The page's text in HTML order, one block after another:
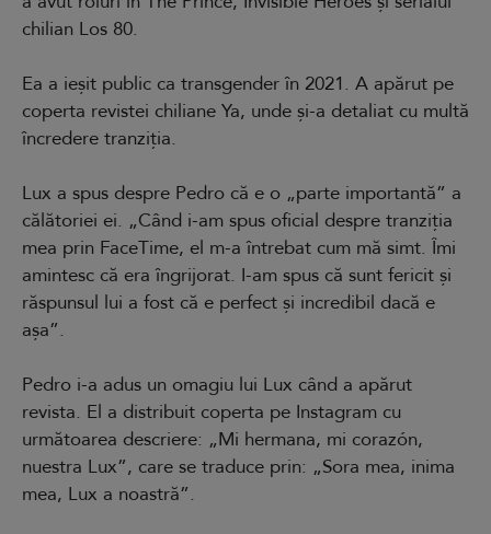
chilian Los 80.
Ea a ieșit public ca transgender în 2021. A apărut pe
coperta revistei chiliane Ya, unde și-a detaliat cu multă
încredere tranziția.
Lux a spus despre Pedro că e o „parte importantă” a
călătoriei ei. „Când i-am spus oficial despre tranziția
mea prin FaceTime, el m-a întrebat cum mă simt. Îmi
amintesc că era îngrijorat. I-am spus că sunt fericit și
răspunsul lui a fost că e perfect și incredibil dacă e
așa”.
Pedro i-a adus un omagiu lui Lux când a apărut
revista. El a distribuit coperta pe Instagram cu
următoarea descriere: „Mi hermana, mi corazón,
nuestra Lux”, care se traduce prin: „Sora mea, inima
mea, Lux a noastră”.